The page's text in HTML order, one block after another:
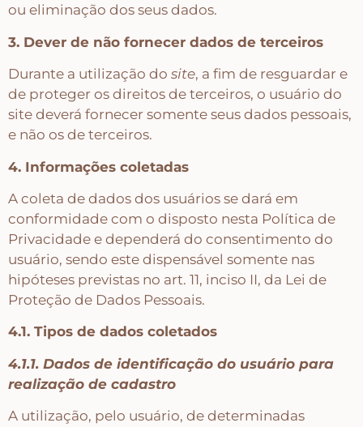
Tintas
Verniz
Colas
Ferragens
Pezinhos
Puxadores e Fechos
Dobradiças – Ganchos – Diversos
ou eliminação dos seus dados.
3. Dever de não fornecer dados de terceiros
Durante a utilização do site, a fim de resguardar e
de proteger os direitos de terceiros, o usuário do
site deverá fornecer somente seus dados pessoais,
e não os de terceiros.
4. Informações coletadas
A coleta de dados dos usuários se dará em
conformidade com o disposto nesta Política de
Privacidade e dependerá do consentimento do
usuário, sendo este dispensável somente nas
hipóteses previstas no art. 11, inciso II, da Lei de
Proteção de Dados Pessoais.
4.1. Tipos de dados coletados
4.1.1. Dados de identificação do usuário para
realização de cadastro
A utilização, pelo usuário, de determinadas